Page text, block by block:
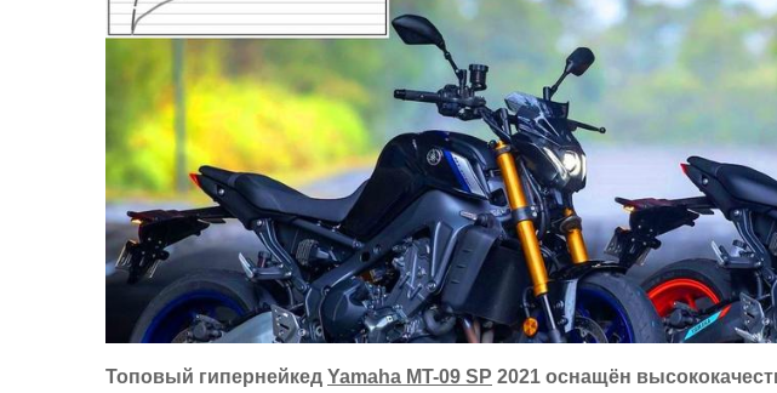
Топовый гипернейкед Yamaha MT-09 SP 2021 оснащён